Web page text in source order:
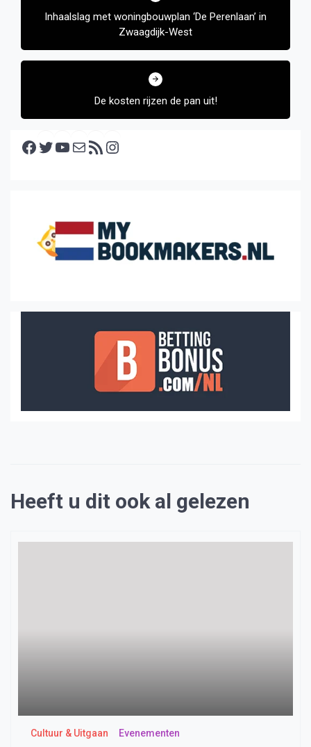
Inhaalslag met woningbouwplan ‘De Perenlaan’ in
Zwaagdijk-West
De kosten rijzen de pan uit!
Facebook Twitter YouTube E-mail RSS feed
Heeft u dit ook al gelezen
Cultuur & Uitgaan Evenementen